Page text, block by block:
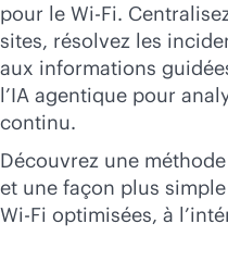
pour le Wi-Fi.
sites, résolvez les
aux informations
l’IA agentique pour
continu.
Découvrez une
et une façon plus
Wi-Fi optimisées, à